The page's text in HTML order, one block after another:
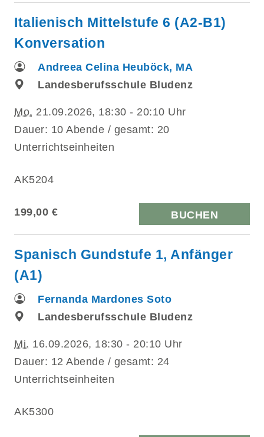
Italienisch Mittelstufe 6 (A2-B1)
Konversation
Andreea Celina Heuböck, MA
Landesberufsschule Bludenz
Mo. 21.09.2026, 18:30 - 20:10 Uhr
Dauer: 10 Abende / gesamt: 20
Unterrichtseinheiten
AK5204
199,00 € BUCHEN
Spanisch Gundstufe 1, Anfänger
(A1)
Fernanda Mardones Soto
Landesberufsschule Bludenz
Mi. 16.09.2026, 18:30 - 20:10 Uhr
Dauer: 12 Abende / gesamt: 24
Unterrichtseinheiten
AK5300